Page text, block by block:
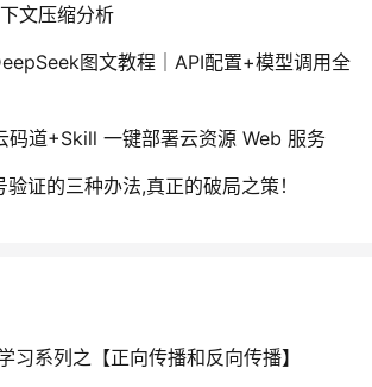
文压缩分析
图文教程｜API配置+模型调用全
码道+Skill 一键部署云资源 Web 服务
证的三种办法,真正的破局之策！
习系列之【正向传播和反向传播】